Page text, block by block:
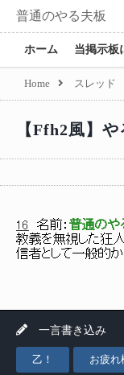
普通のやる夫板
ホーム 当掲示板
Home スレッド
【Ffh2風】
16 名前： 普通のや
教義を無視した狂
信者として一般的
一言書き込み
乙！ お疲れ